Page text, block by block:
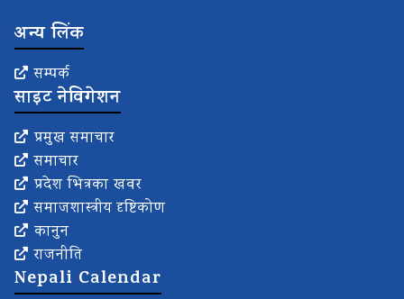
अन्य लिंक
सम्पर्क
साइट नेविगेशन
प्रमुख समाचार
समाचार
प्रदेश भित्रका खवर
समाजशास्त्रीय दृष्टिकोण
कानुन
राजनीति
Nepali Calendar